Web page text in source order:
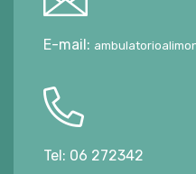
E-mail:
Tel: 06 272342